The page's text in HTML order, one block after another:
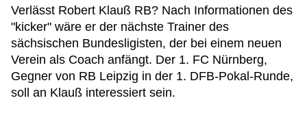
Verlässt Robert Klauß RB? Nach Informationen des
"kicker" wäre er der nächste Trainer des
sächsischen Bundesligisten, der bei einem neuen
Verein als Coach anfängt. Der 1. FC Nürnberg,
Gegner von RB Leipzig in der 1. DFB-Pokal-Runde,
soll an Klauß interessiert sein.